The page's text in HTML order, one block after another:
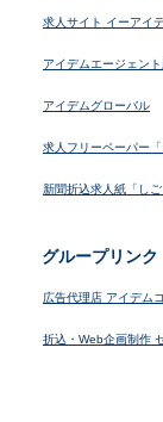
求人サイト イーアイ
アイデムエージェン
アイデムグローバル
求人フリーペーパー
新聞折込求人紙「しご
グループリンク
広告代理店 アイデム
折込・Web企画制作